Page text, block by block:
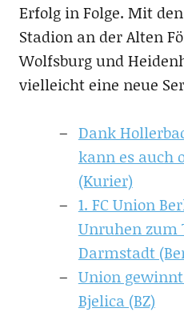
Erfolg in Folge. Mit
Stadion an der Alten
Wolfsburg und
vielleicht eine neue
Dank
kann es auch
(Kurier)
1. FC Union
Unruhen zum
Darmstadt
Union
Bjelica (BZ)